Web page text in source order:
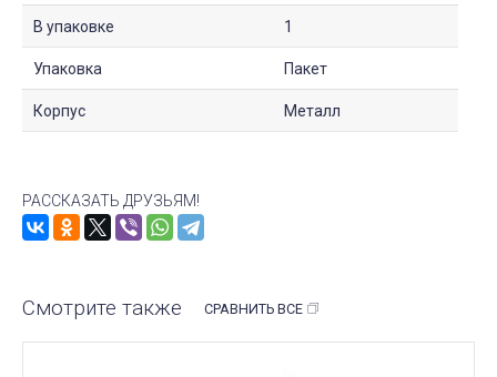
В упаковке 1
Упаковка Пакет
Корпус Металл
РАССКАЗАТЬ ДРУЗЬЯМ!
Смотрите также СРАВНИТЬ ВСЕ